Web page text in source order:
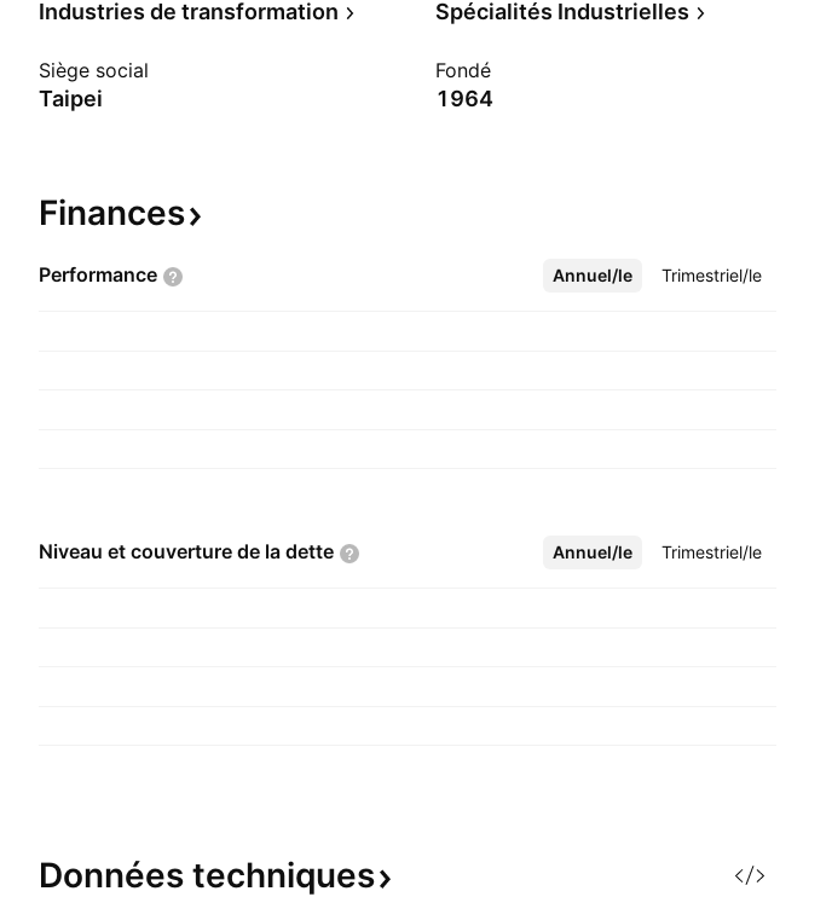
Industries de transformation Spécialités Industrielles
Siège social
Taipei
Fondé
1964
Finances
Performance Annuel/le Trimestriel/le
Plus
Niveau et couverture de la dette Annuel/le Trimestriel/le
Plus
Données techniques